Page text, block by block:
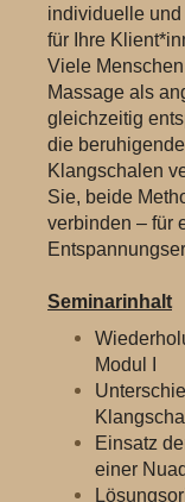
individuelle
für Ihre
Viele
Massage als
gleichzeitig
die
Klangschalen
Sie, beide
verbinden – für
Seminarinhalt
Modul I
Einsatz
einer